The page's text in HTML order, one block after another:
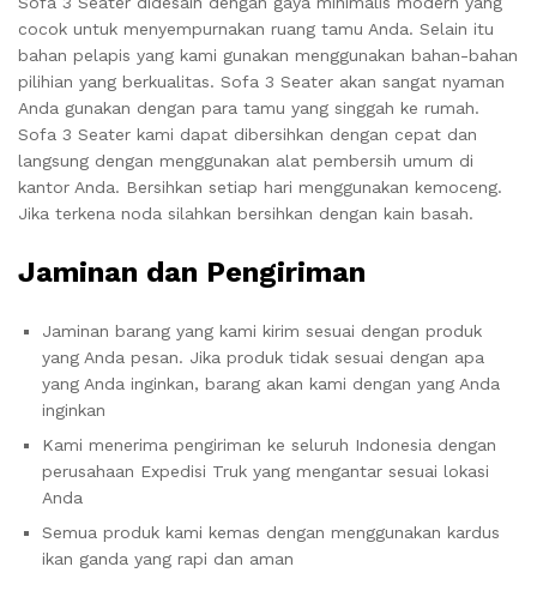
cocok untuk menyempurnakan ruang tamu Anda. Selain itu
bahan pelapis yang kami gunakan menggunakan bahan-bahan
pilihian yang berkualitas. Sofa 3 Seater akan sangat nyaman
Anda gunakan dengan para tamu yang singgah ke rumah.
Sofa 3 Seater kami dapat dibersihkan dengan cepat dan
langsung dengan menggunakan alat pembersih umum di
kantor Anda. Bersihkan setiap hari menggunakan kemoceng.
Jika terkena noda silahkan bersihkan dengan kain basah.
Jaminan dan Pengiriman
Jaminan barang yang kami kirim sesuai dengan produk
yang Anda pesan. Jika produk tidak sesuai dengan apa
yang Anda inginkan, barang akan kami dengan yang Anda
inginkan
Kami menerima pengiriman ke seluruh Indonesia dengan
perusahaan Expedisi Truk yang mengantar sesuai lokasi
Anda
Semua produk kami kemas dengan menggunakan kardus
ikan ganda yang rapi dan aman